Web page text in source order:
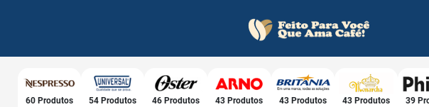
60 Produtos
54 Produtos
46 Produtos
43 Produtos
43 Produtos
43 Produtos
39